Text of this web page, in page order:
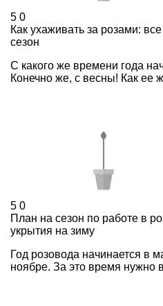
5 0
Как ухаживать за розами:
сезон
С какого же времени года
Конечно же, с весны! Как ее
5 0
План на сезон по работе в
укрытия на зиму
Год розовода начинается в
ноябре. За это время нужно